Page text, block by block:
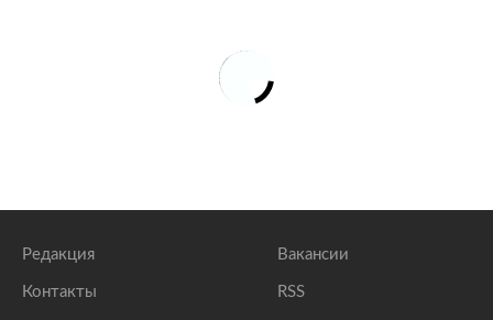
Редакция
Контакты
Вакансии
RSS